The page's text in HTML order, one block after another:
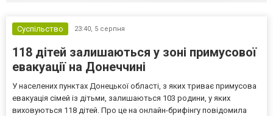
Суспільство 23:40, 5 серпня
118 дітей залишаються у зоні примусової
евакуації на Донеччині
У населених пунктах Донецької області, з яких триває примусова
евакуація сімей із дітьми, залишаються 103 родини, у яких
виховуються 118 дітей. Про це на онлайн-брифінгу повідомила